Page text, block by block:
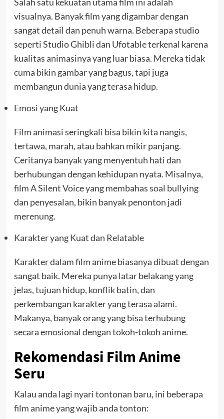
visualnya. Banyak film yang digambar dengan
sangat detail dan penuh warna. Beberapa studio
seperti Studio Ghibli dan Ufotable terkenal karena
kualitas animasinya yang luar biasa. Mereka tidak
cuma bikin gambar yang bagus, tapi juga
membangun dunia yang terasa hidup.
Emosi yang Kuat
Film animasi seringkali bisa bikin kita nangis,
tertawa, marah, atau bahkan mikir panjang.
Ceritanya banyak yang menyentuh hati dan
berhubungan dengan kehidupan nyata. Misalnya,
film A Silent Voice yang membahas soal bullying
dan penyesalan, bikin banyak penonton jadi
merenung.
Karakter yang Kuat dan Relatable
Karakter dalam film anime biasanya dibuat dengan
sangat baik. Mereka punya latar belakang yang
jelas, tujuan hidup, konflik batin, dan
perkembangan karakter yang terasa alami.
Makanya, banyak orang yang bisa terhubung
secara emosional dengan tokoh-tokoh anime.
Rekomendasi Film Anime
Seru
Kalau anda lagi nyari tontonan baru, ini beberapa
film anime yang wajib anda tonton: